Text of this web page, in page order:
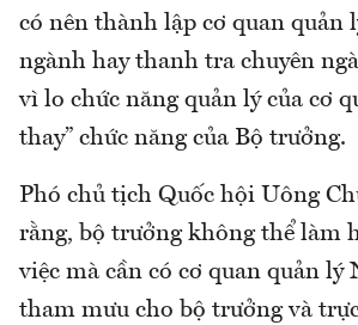
có nên thành lập cơ quan quản
ngành hay thanh tra chuyên
vì lo chức năng quản lý của cơ
thay” chức năng của Bộ trưởng.
Phó chủ tịch Quốc hội Uông
rằng, bộ trưởng không thể làm
việc mà cần có cơ quan quản lý
tham mưu cho bộ trưởng và